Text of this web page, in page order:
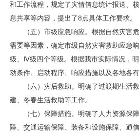
和工作流程，规定了灾情信息统计报送、
息共享等内容，提出了8点具体工作要求。
（五）市级应急响应。根据自然灾害危
需要等因素，确定市级自然灾害救助应急
级、Ⅳ级四个等级。根据我市实际情况，
动条件、启动程序、响应措施以及各地各
（六）灾后救助。明确了过渡期生活救
建、冬春生活救助等工作。
（七）保障措施。明确了人力资源保障
障、交通运输保障、装备和设施保障、通